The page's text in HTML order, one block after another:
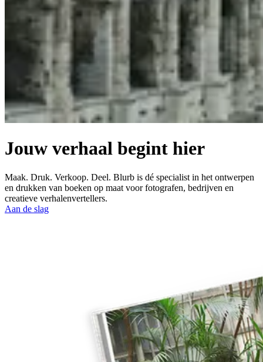
Jouw verhaal begint hier
Maak. Druk. Verkoop. Deel. Blurb is dé specialist in het ontwerpen
en drukken van boeken op maat voor fotografen, bedrijven en
creatieve verhalenvertellers.
Aan de slag